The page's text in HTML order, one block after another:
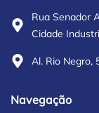
Rua Senador
Cidade
Al. Rio Negro,
Navegação